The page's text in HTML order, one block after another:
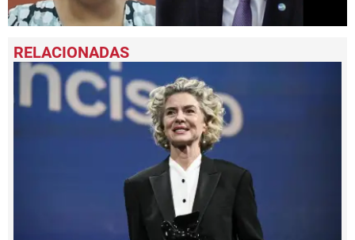
seconds
of
minutes,
30
seconds